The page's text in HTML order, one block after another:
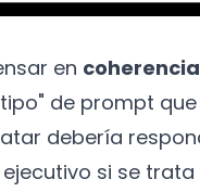
en
de prompt
debería
si se